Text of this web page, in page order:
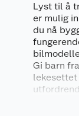
Lyst til å
er mulig
du nå
Gi barn
lekesettet